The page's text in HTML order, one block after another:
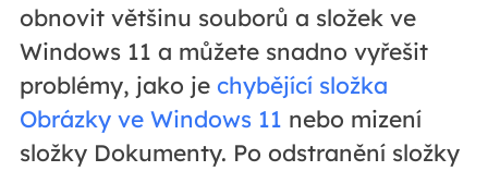
obnovit většinu souborů a složek ve
Windows 11 a můžete snadno vyřešit
problémy, jako je chybějící složka
Obrázky ve Windows 11 nebo mizení
složky Dokumenty. Po odstranění složky